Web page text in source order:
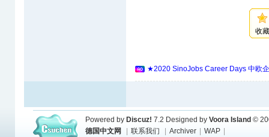
收
★2020 SinoJobs Career Days 中欧
Powered by Discuz! 7.2 Designed by Voora Island ©
德国中文网
联系我们 Archiver WAP